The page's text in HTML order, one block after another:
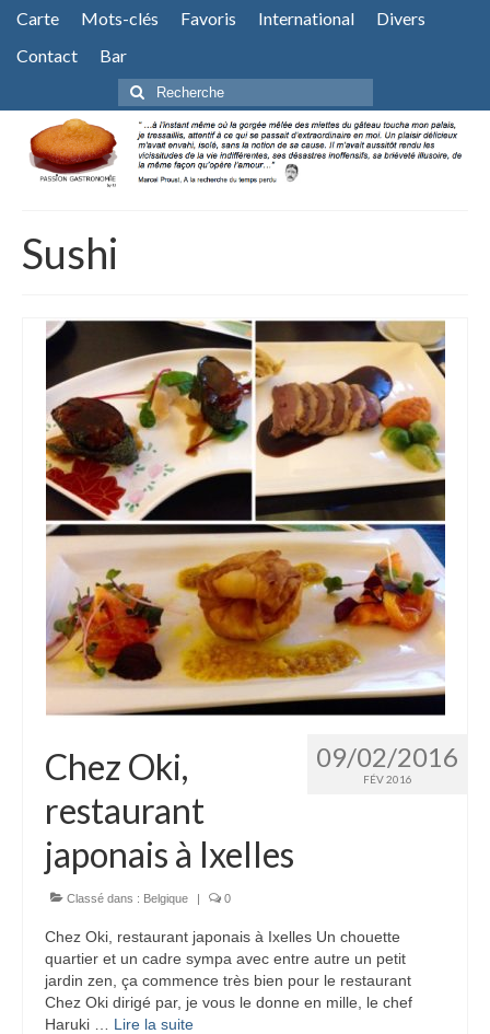
Carte Mots-clés Favoris International
Divers
Contact
Bar
Rechercher
:
Sushi
09/02/2016
FÉV 2016
Chez Oki,
restaurant
japonais à Ixelles
Classé dans : Belgique | 0
Chez Oki, restaurant japonais à Ixelles Un chouette
quartier et un cadre sympa avec entre autre un petit
jardin zen, ça commence très bien pour le restaurant
Chez Oki dirigé par, je vous le donne en mille, le chef
Haruki … Lire la suite­­